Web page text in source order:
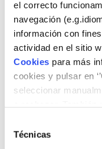
el correcto
navegación
información con
actividad en el sitio
Cookies para más
cookies y pulsar en
seleccionar
Técnicas